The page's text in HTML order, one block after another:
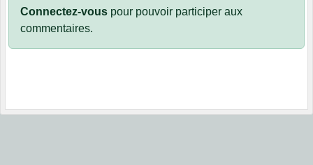
Connectez-vous pour pouvoir participer aux
commentaires.